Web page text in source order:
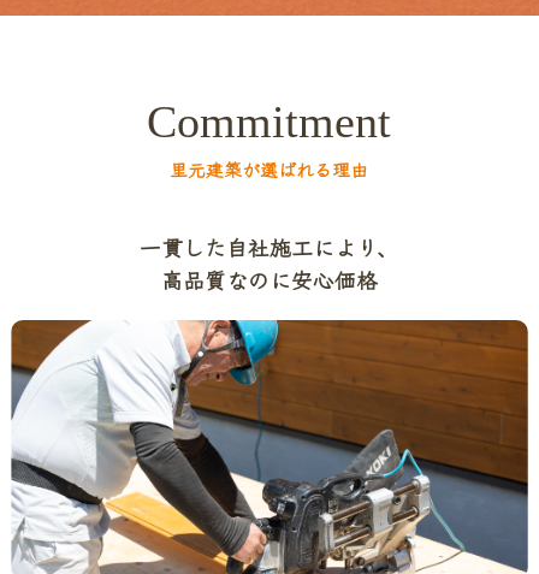
Commitment
里元建築が選ばれる理由
一貫した自社施工により、
高品質なのに安心価格